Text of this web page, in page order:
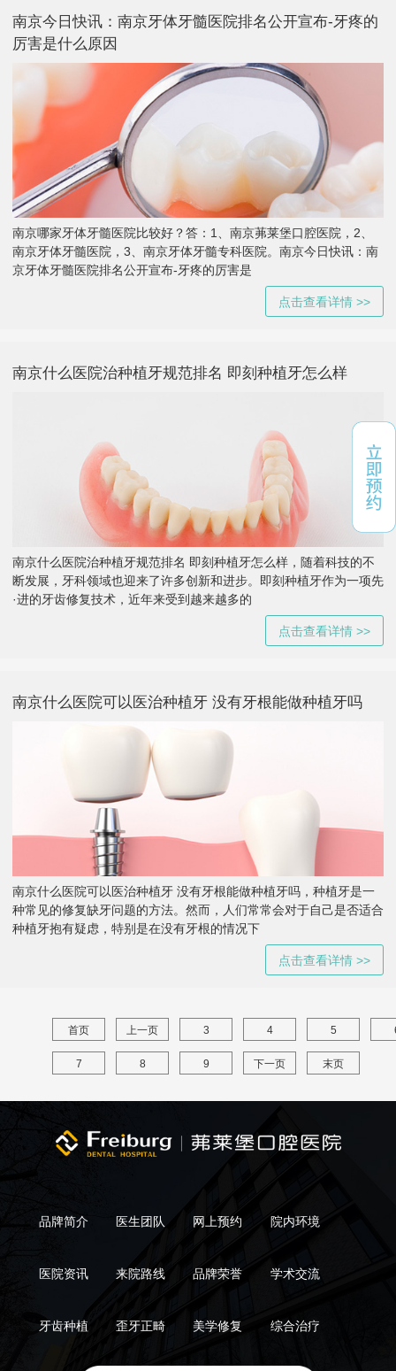
南京今日快讯：南京牙体牙髓医院排名公开宣布-牙疼的
厉害是什么原因
南京哪家牙体牙髓医院比较好？答：1、南京茀莱堡口腔医院，2、
南京牙体牙髓医院，3、南京牙体牙髓专科医院。南京今日快讯：南
京牙体牙髓医院排名公开宣布-牙疼的厉害是
点击查看详情 >>
南京什么医院治种植牙规范排名 即刻种植牙怎么样
南京什么医院治种植牙规范排名 即刻种植牙怎么样，随着科技的不
断发展，牙科领域也迎来了许多创新和进步。即刻种植牙作为一项先
·进的牙齿修复技术，近年来受到越来越多的
点击查看详情 >>
南京什么医院可以医治种植牙 没有牙根能做种植牙吗
南京什么医院可以医治种植牙 没有牙根能做种植牙吗，种植牙是一
种常见的修复缺牙问题的方法。然而，人们常常会对于自己是否适合
种植牙抱有疑虑，特别是在没有牙根的情况下
点击查看详情 >>
首页 上一页 3 4 5
7 8 9 下一页 末页
品牌简介 医生团队 网上预约 院内环境
医院资讯 来院路线 品牌荣誉 学术交流
牙齿种植 歪牙正畸 美学修复 综合治疗